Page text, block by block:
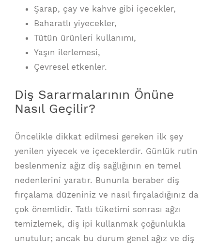
Şarap, çay ve kahve gibi içecekler,
Baharatlı yiyecekler,
Tütün ürünleri kullanımı,
Yaşın ilerlemesi,
Çevresel etkenler.
Diş Sararmalarının Önüne
Nasıl Geçilir?
Öncelikle dikkat edilmesi gereken ilk şey
yenilen yiyecek ve içeceklerdir. Günlük rutin
beslenmeniz ağız diş sağlığının en temel
nedenlerini yaratır. Bununla beraber diş
fırçalama düzeniniz ve nasıl fırçaladığınız da
çok önemlidir. Tatlı tüketimi sonrası ağzı
temizlemek, diş ipi kullanmak çoğunlukla
unutulur; ancak bu durum genel ağız ve diş